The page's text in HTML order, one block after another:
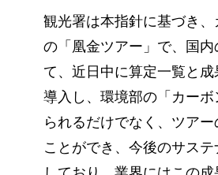
観光署は本指針に基づき
の「凰金ツアー」で、国
て、近日中に算定一覧と
導入し、環境部の「カー
られるだけでなく、ツア
ことができ、今後のサス